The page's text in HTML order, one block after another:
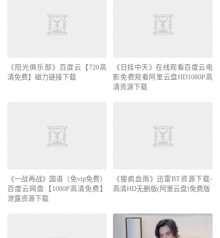
《阳光俱乐部》百度云【720高
清免费】磁力链接下载
《日挂中天》在线观看百度云电
影免费观看阿里云盘HD1080P高
清资源下载
《一战再战》国语（免vip免费）
百度云网盘【1080P高清免费】
泄露资源下载
《猩疯血雨》迅雷BT资源下载-
高清HD无删版(阿里云盘)免费版